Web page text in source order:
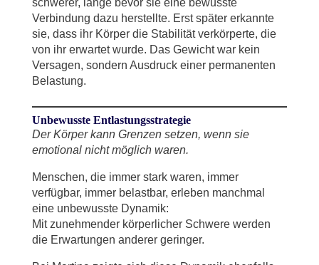
schwerer, lange bevor sie eine bewusste
Verbindung dazu herstellte. Erst später erkannte
sie, dass ihr Körper die Stabilität verkörperte, die
von ihr erwartet wurde. Das Gewicht war kein
Versagen, sondern Ausdruck einer permanenten
Belastung.
Unbewusste Entlastungsstrategie
Der Körper kann Grenzen setzen, wenn sie
emotional nicht möglich waren.
Menschen, die immer stark waren, immer
verfügbar, immer belastbar, erleben manchmal
eine unbewusste Dynamik:
Mit zunehmender körperlicher Schwere werden
die Erwartungen anderer geringer.